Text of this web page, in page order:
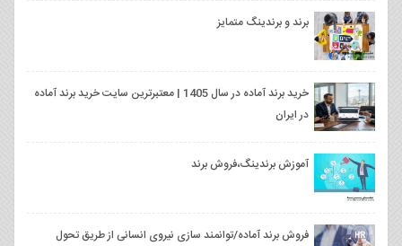
برند و برندینگ متمایز
خرید برند آماده در سال 1405 | معتبرترین سایت خرید برند آماده
در ایران
آموزش برندینگ،فروش برند
فروش برند آماده/توانمند سازی نیروی انسانی از طریق تحول